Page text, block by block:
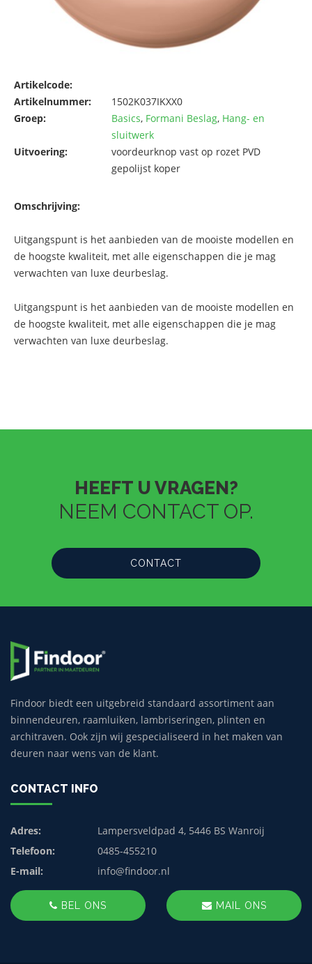
Artikelcode:
Artikelnummer:
1502K037IKXX0
Groep:
Basics, Formani Beslag, Hang- en
sluitwerk
Uitvoering:
voordeurknop vast op rozet PVD
gepolijst koper
Omschrijving:
Uitgangspunt is het aanbieden van de mooiste modellen en
de hoogste kwaliteit, met alle eigenschappen die je mag
verwachten van luxe deurbeslag.
Uitgangspunt is het aanbieden van de mooiste modellen en
de hoogste kwaliteit, met alle eigenschappen die je mag
verwachten van luxe deurbeslag.
HEEFT U VRAGEN?
NEEM CONTACT OP.
CONTACT
Findoor biedt een uitgebreid standaard assortiment aan
binnendeuren, raamluiken, lambriseringen, plinten en
architraven. Ook zijn wij gespecialiseerd in het maken van
deuren naar wens van de klant.
CONTACT INFO
Adres:
Lampersveldpad 4, 5446 BS Wanroij
Telefoon:
0485-455210
E-mail:
info@findoor.nl
BEL ONS MAIL ONS